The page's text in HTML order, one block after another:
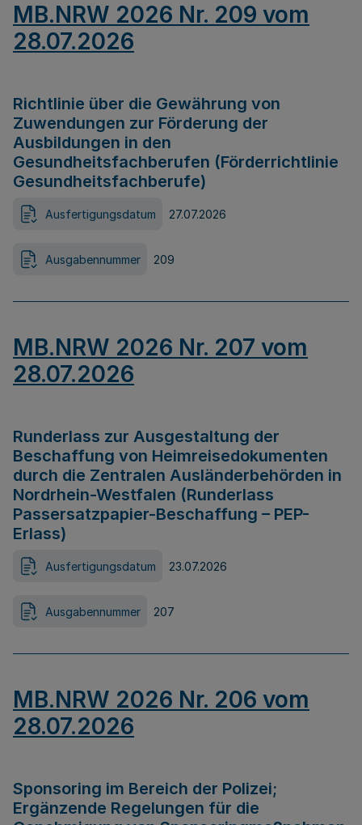
MB.NRW 2026 Nr. 209 vom
28.07.2026
Richtlinie über die Gewährung von
Zuwendungen zur Förderung der
Ausbildungen in den
Gesundheitsfachberufen (Förderrichtlinie
Gesundheitsfachberufe)
Ausfertigungsdatum 27.07.2026
Ausgabennummer 209
MB.NRW 2026 Nr. 207 vom
28.07.2026
Runderlass zur Ausgestaltung der
Beschaffung von Heimreisedokumenten
durch die Zentralen Ausländerbehörden in
Nordrhein-Westfalen (Runderlass
Passersatzpapier-Beschaffung – PEP-
Erlass)
Ausfertigungsdatum 23.07.2026
Ausgabennummer 207
MB.NRW 2026 Nr. 206 vom
28.07.2026
Sponsoring im Bereich der Polizei;
Ergänzende Regelungen für die